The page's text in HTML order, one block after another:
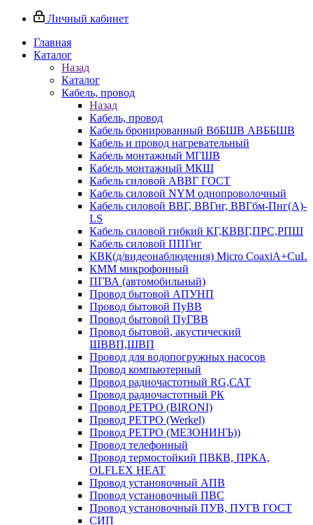
Личный кабинет
Главная
Каталог
Назад
Каталог
Кабель, провод
Назад
Кабель, провод
Кабель бронированный ВбБШВ АВББШВ
Кабель и провод нагревательный
Кабель монтажный МГШВ
Кабель монтажный МКШ
Кабель силовой АВВГ ГОСТ
Кабель силовой NYM однопроволочный
Кабель силовой ВВГ, ВВГнг, ВВГбм-Пнг(А)-
LS
Кабель силовой гибкий КГ,КВВГ,ПРС,РПШ
Кабель силовой ППГнг
КВК(д/видеонаблюдения) Micro CoaxiA+CuL
КММ микрофонный
ПГВА (автомобильный)
Провод бытовой АПУНП
Провод бытовой ПуВВ
Провод бытовой ПуГВВ
Провод бытовой, акустический
ШВВП,ШВП
Провод для водопогружных насосов
Провод компьютерный
Провод радиочастотный RG,САТ
Провод радиочастотный РК
Провод РЕТРО (BIRONI)
Провод РЕТРО (Werkel)
Провод РЕТРО (МЕЗОНИНЪ))
Провод телефонный
Провод термостойкий ПВКВ, ПРКА,
OLFLEX HEAT
Провод установочный АПВ
Провод установочный ПВС
Провод установочный ПУВ, ПУГВ ГОСТ
СИП